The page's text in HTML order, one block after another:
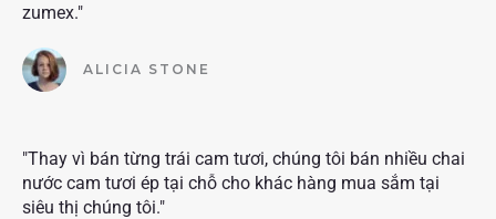
zumex."
ALICIA STONE
"Thay vì bán từng trái cam tươi, chúng tôi bán nhiều chai
nước cam tươi ép tại chỗ cho khác hàng mua sắm tại
siêu thị chúng tôi."